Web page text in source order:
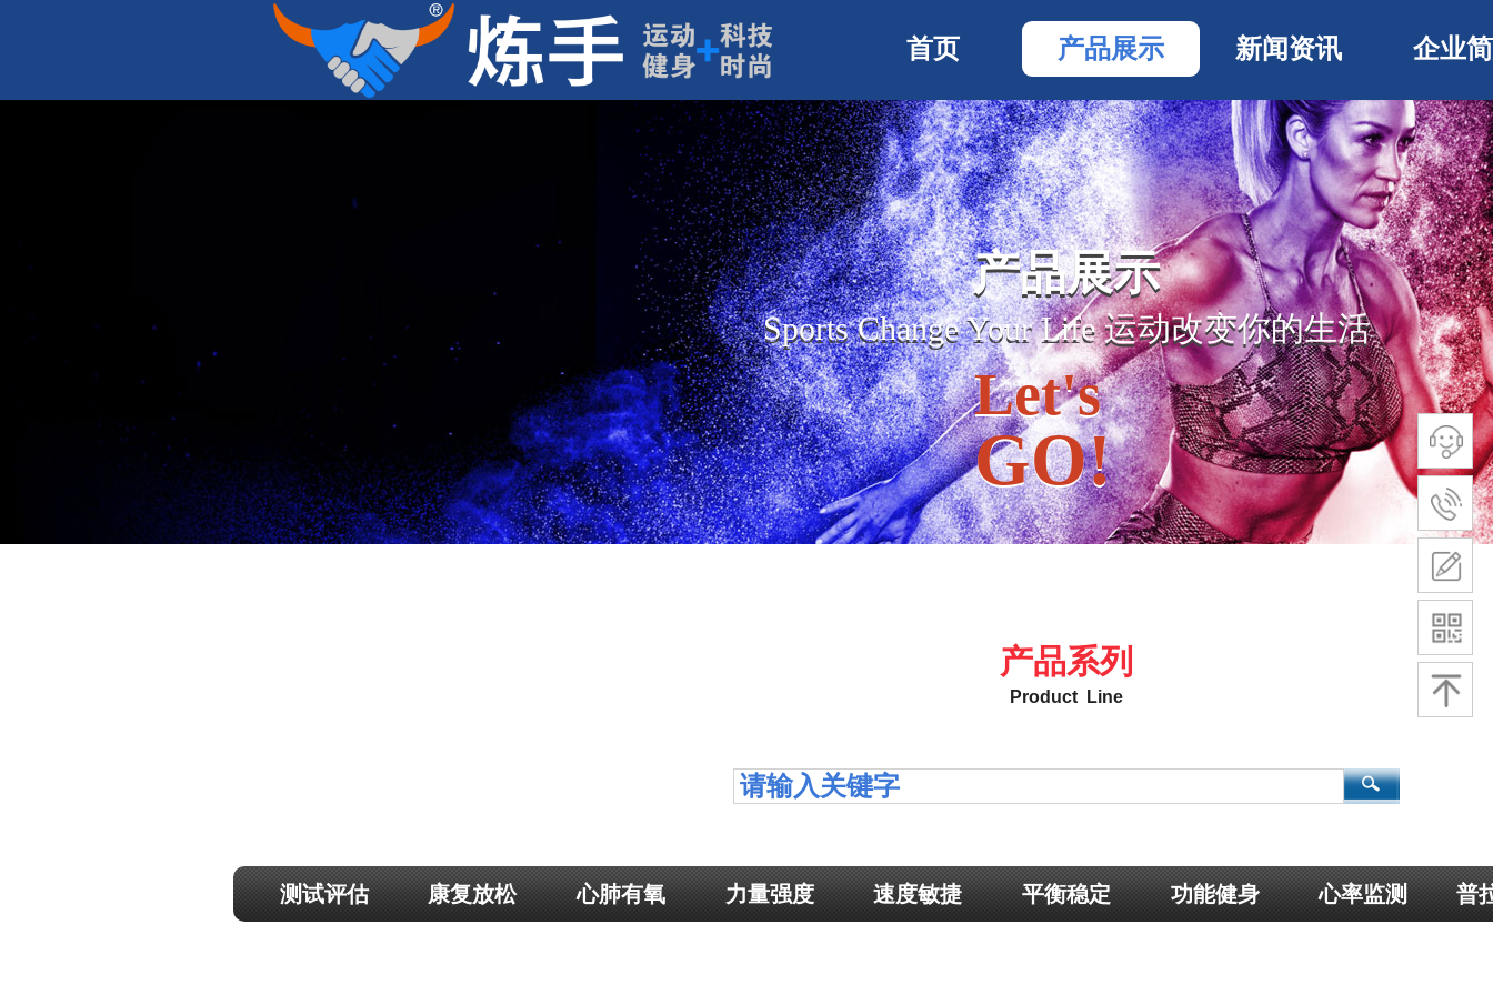
产品展示
Sports Change Your Life 运动改变你的生活
产品展示
Sports Change Your Life 运动改变你的生活
Let's
GO!
Let's
GO!
产品系列
Product Line
测试评估 康复放松 心肺有氧 力量强度 速度敏捷 平衡稳定 功能健身 心率监测 普
首页 产品展示 新闻资讯 企业